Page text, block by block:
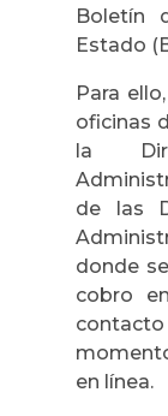
Boletín
Estado
Para
oficinas
la
de las
donde
cobro
en línea.